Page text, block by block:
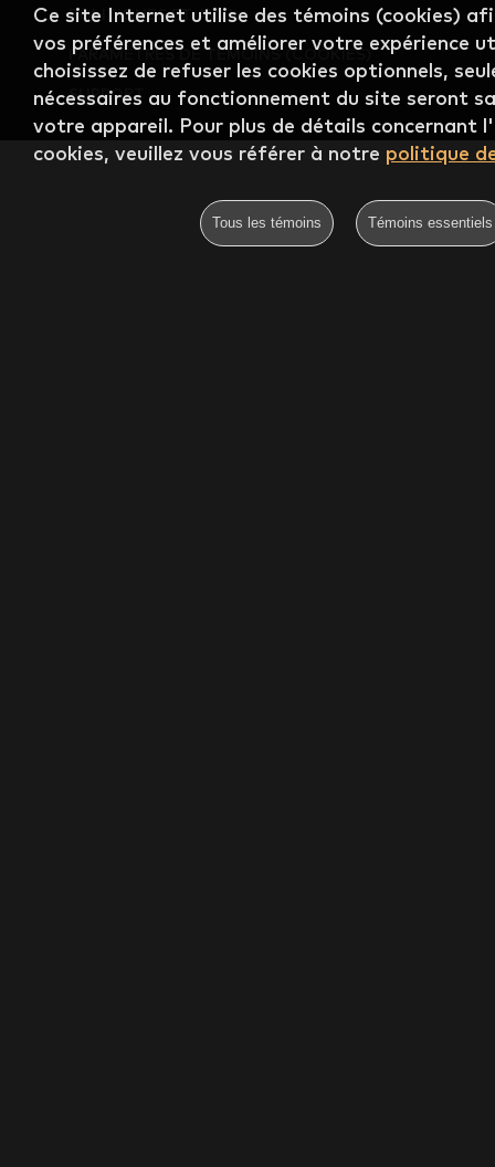
POLITIQUES ET AVIS
PARAMÈTRES DE TÉMOINS (COOKIES)
SUPPORT
Ce site Internet utilise des témoins (cookies)
vos préférences et améliorer votre expérience
choisissez de refuser les cookies optionnels,
nécessaires au fonctionnement du site seront
votre appareil. Pour plus de détails concernant
cookies, veuillez vous référer à notre politique
Tous les témoins Témoins essentiels